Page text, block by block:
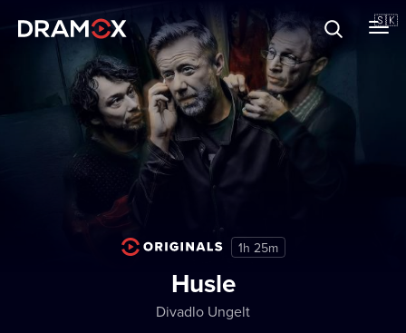
🇸🇰
Darčekové poukazy
Zaregistrujte sa
1h 25m
Husle
Divadlo Ungelt